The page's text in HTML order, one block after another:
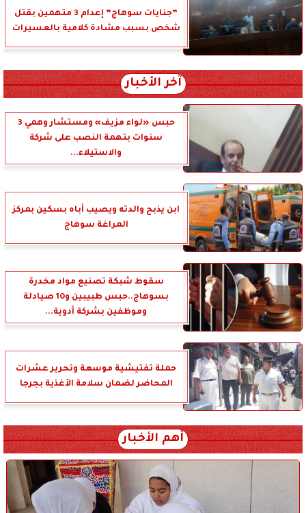
”جنايات سوهاج” إعدام 3 متهمين بقتل
شخص بسبب مشادة كلامية بالعسيرات
آخر الأخبار
حبس «لواء مزيف» ومستشار وهمي 3
سنوات بتهمة النصب على شركة
والاستيلاء...
ابن يذبح والدته ويصيب أباه بسكين بمركز
المراغة سوهاج
سقوط شبكة تصنيع مواد مخدرة
بسوهاج..حبس طبيبين و10 صيادلة
وموظفين بشركة أدوية...
حملة تفتيشية موسعة وتحرير عشرات
المحاضر لضمان سلامة الأغذية بجرجا
أهم الأخبار